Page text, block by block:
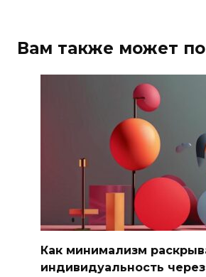
Вам также может
Как минимализм
индивидуальность через